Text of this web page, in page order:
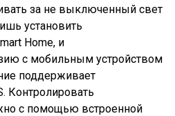
за не выключенный свет
установить
Home, и
с мобильным устройством
поддерживает
Контролировать
с помощью встроенной